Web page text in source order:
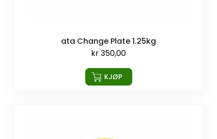
ata Change Plate 1.25kg
kr350,00
KJØP